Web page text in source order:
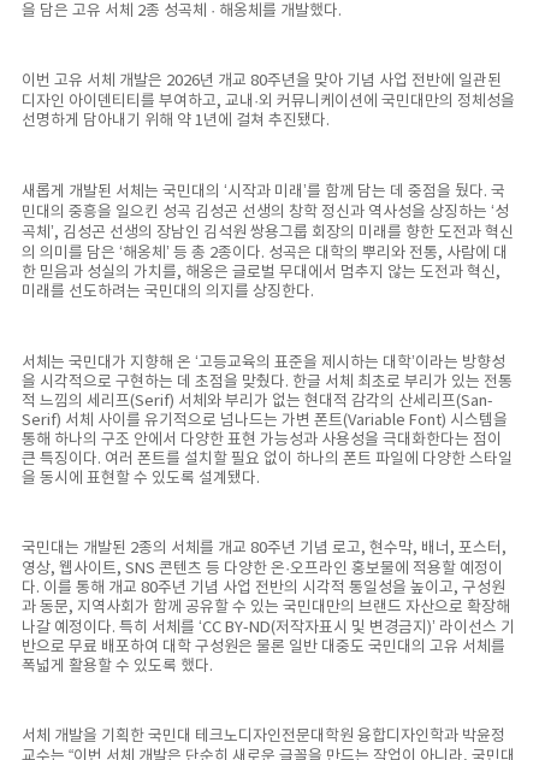
을 담은 고유 서체 2종 성곡체 · 해옹체를 개발했다.
이번 고유 서체 개발은 2026년 개교 80주년을 맞아 기념 사업 전반에 일관된
디자인 아이덴티티를 부여하고, 교내·외 커뮤니케이션에 국민대만의 정체성을
선명하게 담아내기 위해 약 1년에 걸쳐 추진됐다.
새롭게 개발된 서체는 국민대의 ‘시작과 미래’를 함께 담는 데 중점을 뒀다. 국
민대의 중흥을 일으킨 성곡 김성곤 선생의 창학 정신과 역사성을 상징하는 ‘성
곡체’, 김성곤 선생의 장남인 김석원 쌍용그룹 회장의 미래를 향한 도전과 혁신
의 의미를 담은 ‘해옹체’ 등 총 2종이다. 성곡은 대학의 뿌리와 전통, 사람에 대
한 믿음과 성실의 가치를, 해옹은 글로벌 무대에서 멈추지 않는 도전과 혁신,
미래를 선도하려는 국민대의 의지를 상징한다.
서체는 국민대가 지향해 온 ‘고등교육의 표준을 제시하는 대학’이라는 방향성
을 시각적으로 구현하는 데 초점을 맞췄다. 한글 서체 최초로 부리가 있는 전통
적 느낌의 세리프(Serif) 서체와 부리가 없는 현대적 감각의 산세리프(San-
Serif) 서체 사이를 유기적으로 넘나드는 가변 폰트(Variable Font) 시스템을
통해 하나의 구조 안에서 다양한 표현 가능성과 사용성을 극대화한다는 점이
큰 특징이다. 여러 폰트를 설치할 필요 없이 하나의 폰트 파일에 다양한 스타일
을 동시에 표현할 수 있도록 설계됐다.
국민대는 개발된 2종의 서체를 개교 80주년 기념 로고, 현수막, 배너, 포스터,
영상, 웹사이트, SNS 콘텐츠 등 다양한 온·오프라인 홍보물에 적용할 예정이
다. 이를 통해 개교 80주년 기념 사업 전반의 시각적 통일성을 높이고, 구성원
과 동문, 지역사회가 함께 공유할 수 있는 국민대만의 브랜드 자산으로 확장해
나갈 예정이다. 특히 서체를 ‘CC BY-ND(저작자표시 및 변경금지)’ 라이선스 기
반으로 무료 배포하여 대학 구성원은 물론 일반 대중도 국민대의 고유 서체를
폭넓게 활용할 수 있도록 했다.
서체 개발을 기획한 국민대 테크노디자인전문대학원 융합디자인학과 박윤정